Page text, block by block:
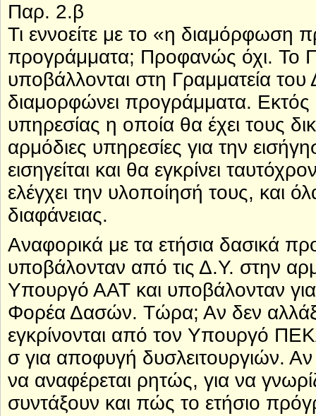
Παρ. 2.β
Τι εννοείτε με το «η
προγράμματα; Προφανώς όχι. Το
υποβάλλονται στη Γραμματεία
διαμορφώνει προγράμματα. Εκτός
υπηρεσίας η οποία θα έχει τους
αρμόδιες υπηρεσίες για την
εισηγείται και θα εγκρίνει
ελέγχει την υλοποίησή τους, και
διαφάνειας.
Αναφορικά με τα ετήσια δασικά
υποβάλονταν από τις Δ.Υ. στην
Υπουργό ΑΑΤ και υποβάλονταν
Φορέα Δασών. Τώρα; Αν δεν
εγκρίνονται από τον Υπουργό
σ για αποφυγή δυσλειτουργιών. Αν
να αναφέρεται ρητώς, για να
συντάξουν και πώς το ετήσιο